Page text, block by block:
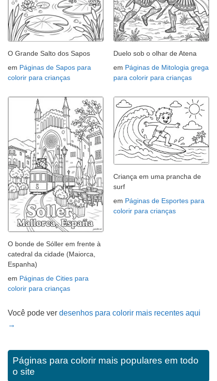
O Grande Salto dos Sapos
em Páginas de Sapos para
colorir para crianças
Duelo sob o olhar de Atena
em Páginas de Mitologia grega
para colorir para crianças
O bonde de Sóller em frente à
catedral da cidade (Maiorca,
Espanha)
em Páginas de Cities para
colorir para crianças
Criança em uma prancha de
surf
em Páginas de Esportes para
colorir para crianças
Você pode ver desenhos para colorir mais recentes aqui
→
Páginas para colorir mais populares em todo
o site